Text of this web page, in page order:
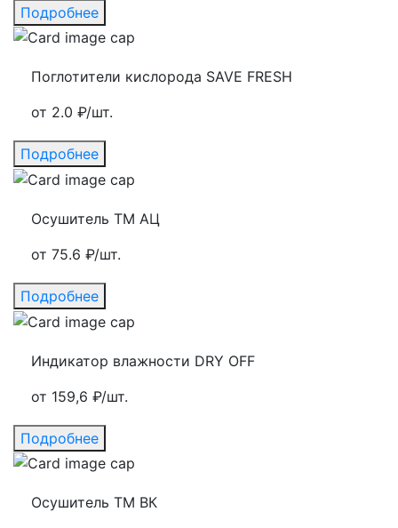
Подробнее
Поглотители кислорода SAVE FRESH
от 2.0 ₽/шт.
Подробнее
Осушитель ТМ АЦ
от 75.6 ₽/шт.
Подробнее
Индикатор влажности DRY OFF
от 159,6 ₽/шт.
Подробнее
Осушитель ТМ ВК